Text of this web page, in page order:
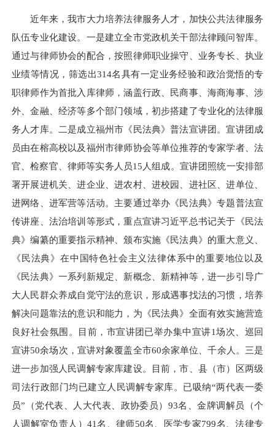
近年来，我市大力培养法律服务人才，加快公共法律服务
队伍专业化建设。一是建立全市党政机关干部法律顾问智库。
通过与律师协会的配合，按照律师职业操守、业务专长、执业
业绩等情况，筛选出314名具有一定业务经验和政治觉悟的专
职律师作为首批入库律师，涵盖行政、民商事、海商海事、涉
外、金融、经济等多个部门领域，初步搭建了专业化的法律服
务人才库。二是成立福州市《民法典》普法宣讲团。宣讲团成
员由在榕高校以及福州市律师协会等单位推荐的专家学者、法
官、检察官、律师等实务人员15人组成。宣讲团照统一安排部
署开展进机关、进企业、进农村、进校园、进社区、进单位、
进网络、进军营等活动。主要通过举办《民法典》专题普法宣
传讲座、法治培训等形式，重点宣讲习近平总书记关于《民法
典》编纂的重要指示精神、颁布实施《民法典》的重大意义、
《民法典》在中国特色社会主义法律体系中的重要地位以及
《民法典》一系列新规定、新概念、新精神等，进一步引导广
大人民群众养成自觉守法的意识，形成遇事找法的习惯，培养
解决问题靠法的意识和能力，为《民法典》全面有效实施营造
良好社会氛围。目前，市宣讲团已举办集中宣讲1场次、巡回
宣讲50余场次，宣讲对象覆盖全市60余家单位、千余人。三是
进一步加强人民调解专家库建设。目前，市、县（市）区两级
司法行政部门均已建立人民调解专家库。已吸纳“两代表一委
员”（党代表、人大代表、政协委员）93名、金牌调解员（个
人调解室负责人）41名、律师50名、医学专家799名、法律专